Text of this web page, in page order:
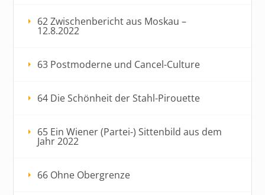
62 Zwischenbericht aus Moskau –
12.8.2022
63 Postmoderne und Cancel-Culture
64 Die Schönheit der Stahl-Pirouette
65 Ein Wiener (Partei-) Sittenbild aus dem
Jahr 2022
66 Ohne Obergrenze